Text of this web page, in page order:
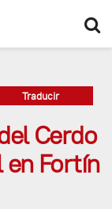
Traducir
Cerdo
en Fortín